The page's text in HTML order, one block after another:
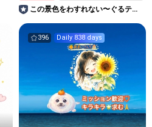
つむぎです🌱
この景色をわすれない〜ぐるティ
396 Daily 838 days